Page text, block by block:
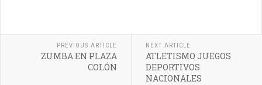
PREVIOUS ARTICLE
ZUMBA EN PLAZA
COLÓN
NEXT ARTICLE
ATLETISMO JUEGOS
DEPORTIVOS
NACIONALES